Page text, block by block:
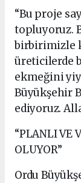
“Bu proje
topluyoruz.
birbirimizle
üreticilerde
ekmeğini
Büyükşehir
ediyoruz.
“PLANLI VE
OLUYOR”
Ordu